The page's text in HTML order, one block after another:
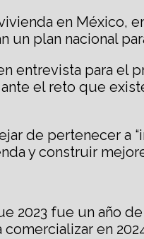
en México,
un plan nacional
entrevista para el
el reto que
de pertenecer a
y construir
2023 fue un año
en